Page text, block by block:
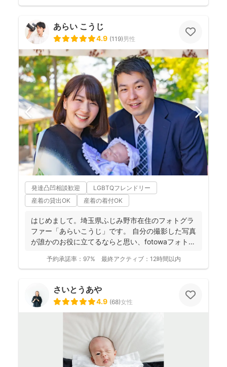
あらい こうじ
4.9 (119)男性
発達凸凹相談歓迎
LGBTQフレンドリー
産着の貸出OK
産着の着付OK
はじめまして。埼玉県ふじみ野市在住のフォトグラ
ファー「あらいこうじ」です。 自分の撮影した写真
が誰かのお役に立てるならと思い、fotowaフォトグ
予約承諾率： 97% 最終アクティブ： 12時間以内
さいとうあや
4.9 (68)女性